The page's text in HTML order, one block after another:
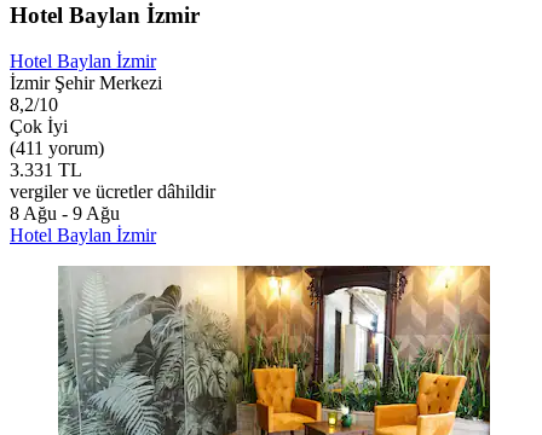
Hotel Baylan İzmir
Hotel Baylan İzmir
İzmir Şehir Merkezi
8,2/10
Çok İyi
(411 yorum)
3.331 TL
vergiler ve ücretler dâhildir
8 Ağu - 9 Ağu
Hotel Baylan İzmir